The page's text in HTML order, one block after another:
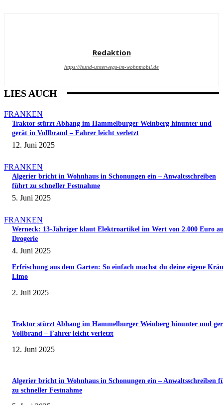
Redaktion
https://hund-unterwegs-im-wohnmobil.de
LIES AUCH
FRANKEN
Traktor stürzt Abhang im Hammelburger Weinberg hinunter und
gerät in Vollbrand – Fahrer leicht verletzt
12. Juni 2025
FRANKEN
Algerier bricht in Wohnhaus in Schonungen ein – Anwaltsschreiben
führt zu schneller Festnahme
5. Juni 2025
FRANKEN
Werneck: 13-Jähriger klaut Elektroartikel im Wert von 2.000 Euro
Drogerie
4. Juni 2025
Erfrischung aus dem Garten: So einfach machst du deine eigene
Limo
2. Juli 2025
Traktor stürzt Abhang im Hammelburger Weinberg hinunter und
Vollbrand – Fahrer leicht verletzt
12. Juni 2025
Algerier bricht in Wohnhaus in Schonungen ein – Anwaltsschreiben
zu schneller Festnahme